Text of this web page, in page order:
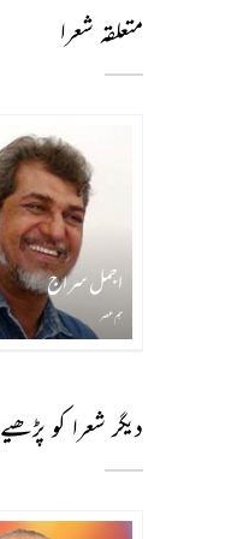
متعلقہ شعرا
اجمل سراج
ہم عصر
دیگر شعرا کو پڑھیے